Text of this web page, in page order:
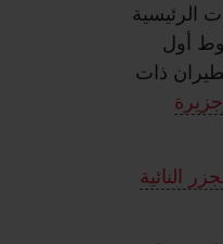
الرئيسية
أول
ذات
جزيرة
النائية